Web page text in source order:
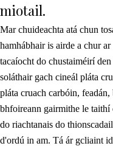
miotail.
Mar chuideachta atá chun
hamhábhair is airde a chur
tacaíocht do chustaiméirí
soláthair gach cineál pláta
pláta cruach carbóin,
bhfoireann gairmithe le taithí
do riachtanais do
d'ordú in am. Tá ár gcliaint